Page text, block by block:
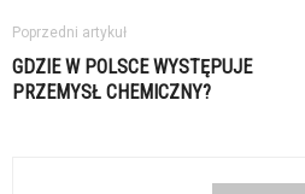
Poprzedni artykuł
GDZIE W POLSCE WYSTĘPUJE
PRZEMYSŁ CHEMICZNY?